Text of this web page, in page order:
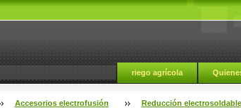
riego agrícola
Accesorios electrofusión Reducción electrosoldable